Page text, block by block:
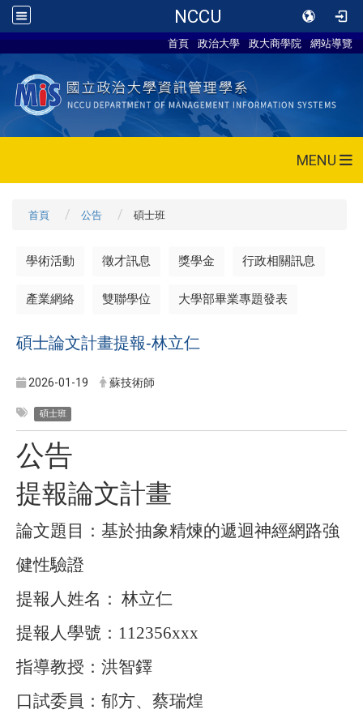
NCCU
首頁 政治大學 政大商學院 網站導覽
MENU
首頁 公告 碩士班
學術活動 徵才訊息 獎學金 行政相關訊息
產業網絡 雙聯學位 大學部畢業專題發表
碩士論文計畫提報-林立仁
2026-01-19 蘇技術師
碩士班
公告
提報論文計畫
論文題目：基於抽象精煉的遞迴神經網路強
健性驗證
提報人姓名： 林立仁
提報人學號： 112356xxx
指導教授：洪智鐸
口試委員：郁方、蔡瑞煌